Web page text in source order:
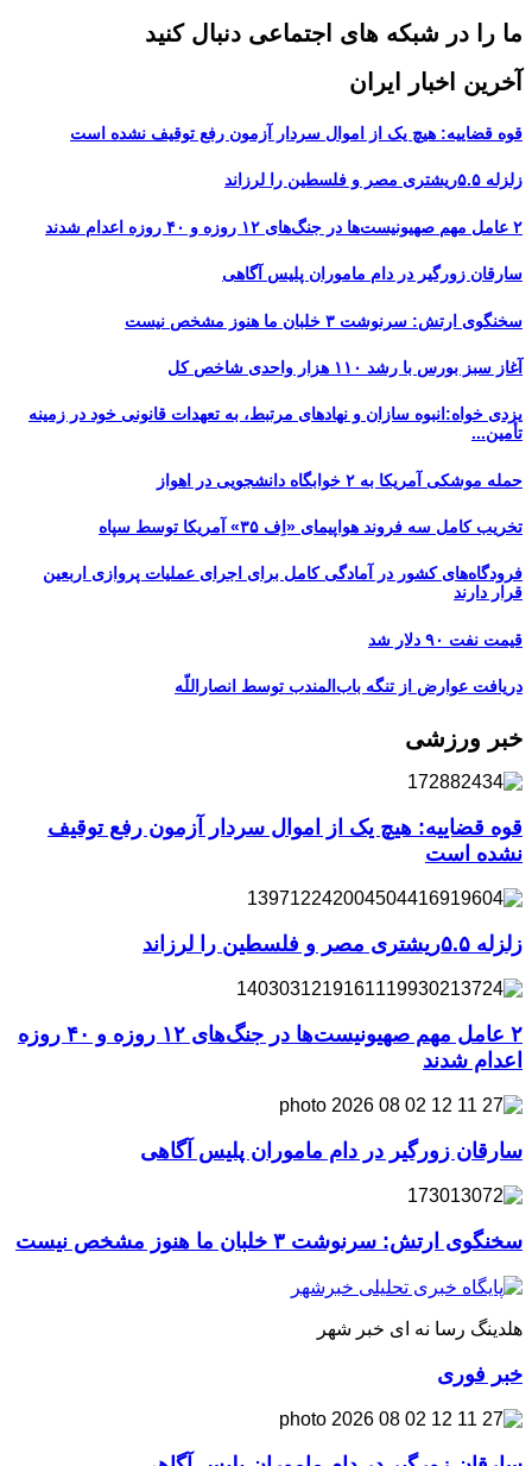
ما را در شبکه های اجتماعی دنبال کنید
آخرین اخبار ایران
قوه قضاییه: هیچ یک از اموال سردار آزمون رفع توقیف نشده است
زلزله ۵.۵ریشتری مصر و فلسطین را لرزاند
۲ عامل مهم صهیونیست‌ها در جنگ‌های ۱۲ روزه و ۴۰ روزه اعدام شدند
سارقان زورگیر در دام ماموران پلیس آگاهی
سخنگوی ارتش: سرنوشت ۳ خلبان ما هنوز مشخص نیست
آغاز سبز بورس با رشد ۱۱۰ هزار واحدی شاخص کل
یزدی خواه:انبوه سازان و نهادهای مرتبط، به تعهدات قانونی خود در زمینه
تأمین...
حمله موشکی آمریکا به ۲ خوابگاه دانشجویی در اهواز
تخریب کامل سه فروند هواپیمای «اِف ۳۵» آمریکا توسط سپاه
فرودگاه‌های کشور در آمادگی کامل برای اجرای عملیات پروازی اربعین
قرار دارند
قیمت نفت ۹۰ دلار شد
دریافت عوارض از تنگه باب‌المندب توسط انصاراللّه
خبر ورزشی
قوه قضاییه: هیچ یک از اموال سردار آزمون رفع توقیف
نشده است
زلزله ۵.۵ریشتری مصر و فلسطین را لرزاند
۲ عامل مهم صهیونیست‌ها در جنگ‌های ۱۲ روزه و ۴۰ روزه
اعدام شدند
سارقان زورگیر در دام ماموران پلیس آگاهی
سخنگوی ارتش: سرنوشت ۳ خلبان ما هنوز مشخص نیست
هلدینگ رسا نه ای خبر شهر
خبر فوری